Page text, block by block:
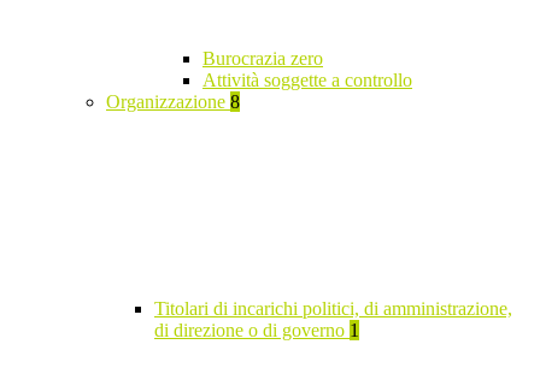
Burocrazia zero
Attività soggette a controllo
Organizzazione 8
Titolari di incarichi politici, di amministrazione,
di direzione o di governo 1